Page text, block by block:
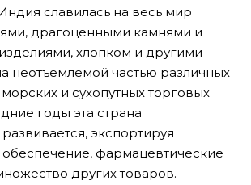
славилась на весь мир
драгоценными камнями и
хлопком и другими
неотъемлемой частью различных
и сухопутных торговых
годы эта страна
экспортируя
фармацевтические
других товаров.